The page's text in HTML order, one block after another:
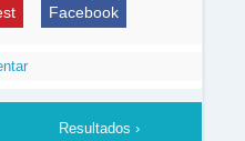
Facebook
Resultados ›